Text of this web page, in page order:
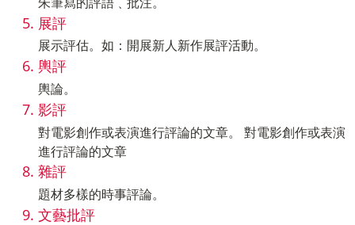
展評
展示評估。如：開展新人新作展評活動。
輿評
輿論。
影評
對電影創作或表演進行評論的文章。 對電影創作或表演
進行評論的文章
雜評
題材多樣的時事評論。
文藝批評